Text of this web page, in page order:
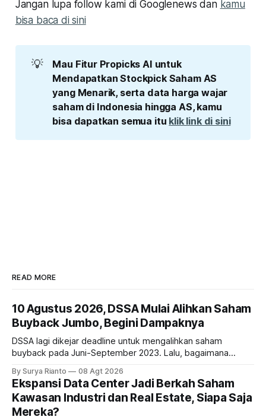
Jangan lupa follow kami di Googlenews dan kamu
bisa baca di sini
💡
Mau Fitur Propicks AI untuk
Mendapatkan Stockpick Saham AS
yang Menarik, serta data harga wajar
saham di Indonesia hingga AS, kamu
bisa dapatkan semua itu klik link di sini
READ MORE
10 Agustus 2026, DSSA Mulai Alihkan Saham
Buyback Jumbo, Begini Dampaknya
DSSA lagi dikejar deadline untuk mengalihkan saham
buyback pada Juni-September 2023. Lalu, bagaimana
By Surya Rianto 08 Agt 2026
Ekspansi Data Center Jadi Berkah Saham
Kawasan Industri dan Real Estate, Siapa Saja
Mereka?